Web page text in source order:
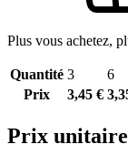
Plus vous achetez,
Quantité 3 6
Prix
3,45 €
Prix unitaire